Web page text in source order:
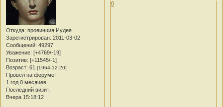
Откуда: провинция Иудея
Зарегистрирован: 2011-03-02
Сообщений: 49297
Уважение: [+4769/-19]
Позитив: [+11545/-1]
Возраст: 61 [1964-12-20]
Провел на форуме:
1 год 0 месяцев
Последний визит:
Вчера 15:18:12
0